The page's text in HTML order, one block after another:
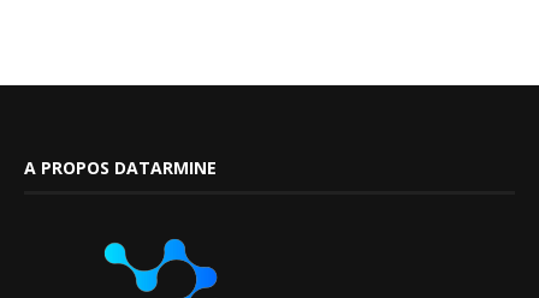
A PROPOS DATARMINE